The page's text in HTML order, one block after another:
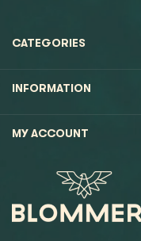
CATEGORIES
INFORMATION
MY ACCOUNT